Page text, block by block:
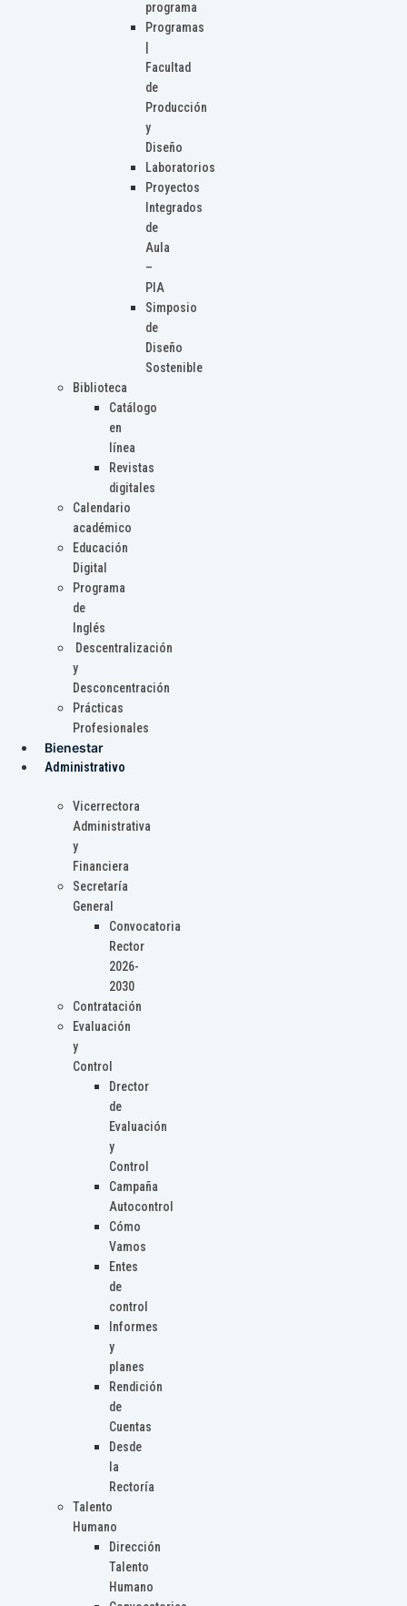
programa
Programas
Facultad
de
Producción
y
Diseño
Laboratorios
Proyectos
Integrados
de
Aula
–
PIA
Simposio
de
Diseño
Sostenible
Biblioteca
Catálogo
en
línea
Revistas
digitales
Calendario
académico
Educación
Digital
Programa
de
Inglés
Descentralización
y
Desconcentración
Prácticas
Profesionales
Bienestar
Administrativo
Vicerrectora
Administrativa
y
Financiera
Secretaría
General
Convocatoria
Rector
2026-
2030
Contratación
Evaluación
y
Control
Drector
de
Evaluación
y
Control
Campaña
Autocontrol
Cómo
Vamos
Entes
de
control
Informes
y
planes
Rendición
de
Cuentas
Desde
la
Rectoría
Talento
Humano
Dirección
Talento
Humano